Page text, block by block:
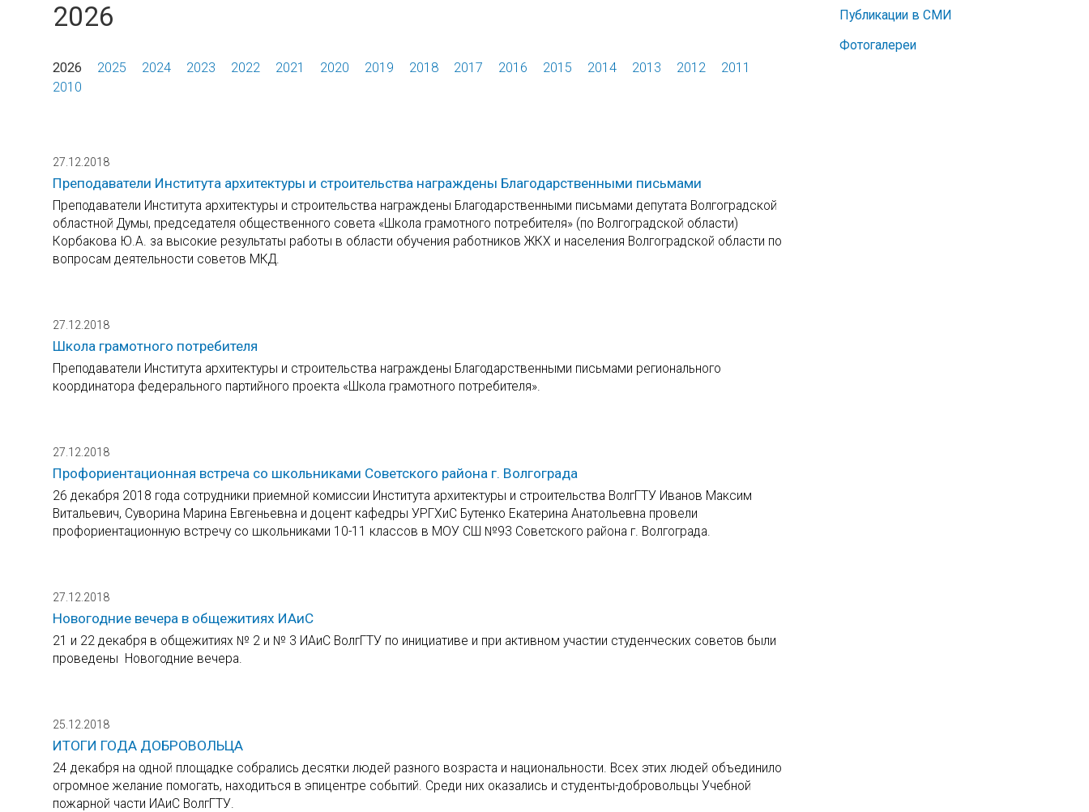
Публикации в СМИ
Фотогалереи
2026
2026 2025 2024 2023 2022 2021 2020 2019 2018 2017 2016 2015 2014 2013 2012
2011
2010
27.12.2018
Преподаватели Института архитектуры и строительства награждены Благодарственными письмами
Преподаватели Института архитектуры и строительства награждены Благодарственными письмами депутата Волгоградской
областной Думы, председателя общественного совета «Школа грамотного потребителя» (по Волгоградской области)
Корбакова Ю.А. за высокие результаты работы в области обучения работников ЖКХ и населения Волгоградской области по
вопросам деятельности советов МКД.
27.12.2018
Школа грамотного потребителя
Преподаватели Института архитектуры и строительства награждены Благодарственными письмами регионального
координатора федерального партийного проекта «Школа грамотного потребителя».
27.12.2018
Профориентационная встреча со школьниками Советского района г. Волгограда
26 декабря 2018 года сотрудники приемной комиссии Института архитектуры и строительства ВолгГТУ Иванов Максим
Витальевич, Суворина Марина Евгеньевна и доцент кафедры УРГХиС Бутенко Екатерина Анатольевна провели
профориентационную встречу со школьниками 10-11 классов в МОУ СШ №93 Советского района г. Волгограда.
27.12.2018
Новогодние вечера в общежитиях ИАиС
21 и 22 декабря в общежитиях № 2 и № 3 ИАиС ВолгГТУ по инициативе и при активном участии студенческих советов были
проведены Новогодние вечера.
25.12.2018
ИТОГИ ГОДА ДОБРОВОЛЬЦА
24 декабря на одной площадке собрались десятки людей разного возраста и национальности. Всех этих людей объединило
огромное желание помогать, находиться в эпицентре событий. Среди них оказались и студенты-добровольцы Учебной
пожарной части ИАиС ВолгГТУ.